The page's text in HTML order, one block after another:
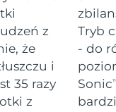
z
że
i
35 razy
z
Tryb
- do
Sonic
Gel12/8/26
czas dostawy
8/8/26
czas dostawy
9/8/26